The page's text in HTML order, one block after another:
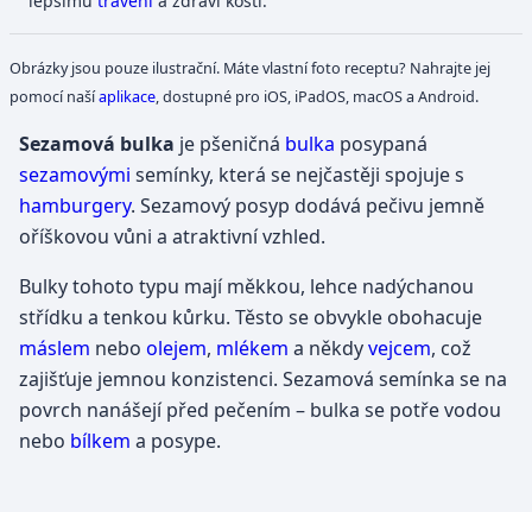
Obrázky jsou pouze ilustrační. Máte vlastní foto receptu? Nahrajte jej
pomocí našíaplikace, dostupné pro iOS, iPadOS, macOS a Android.
Sezamová bulka je pšeničná bulka posypaná
sezamovými semínky, která se nejčastěji spojuje s
hamburgery. Sezamový posyp dodává pečivu jemně
oříškovou vůni a atraktivní vzhled.
Bulky tohoto typu mají měkkou, lehce nadýchanou
střídku a tenkou kůrku. Těsto se obvykle obohacuje
máslem nebo olejem, mlékem a někdyvejcem, což
zajišťuje jemnou konzistenci. Sezamová semínka se na
povrch nanášejí před pečením – bulka se potře vodou
nebo bílkem a posype.